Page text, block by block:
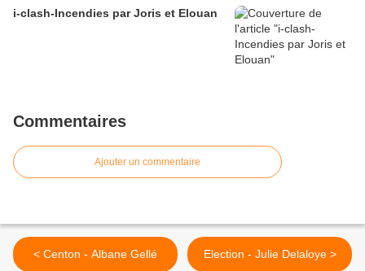
i-clash-Incendies par Joris et Elouan
Commentaires
Ajouter un commentaire
< Centon - Albane Gellé Election - Julie Delaloye >